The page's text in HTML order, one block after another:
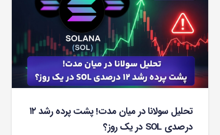
تحلیل سولانا در میان مدت! پشت پرده رشد ۱۲
درصدی SOL در یک روز؟